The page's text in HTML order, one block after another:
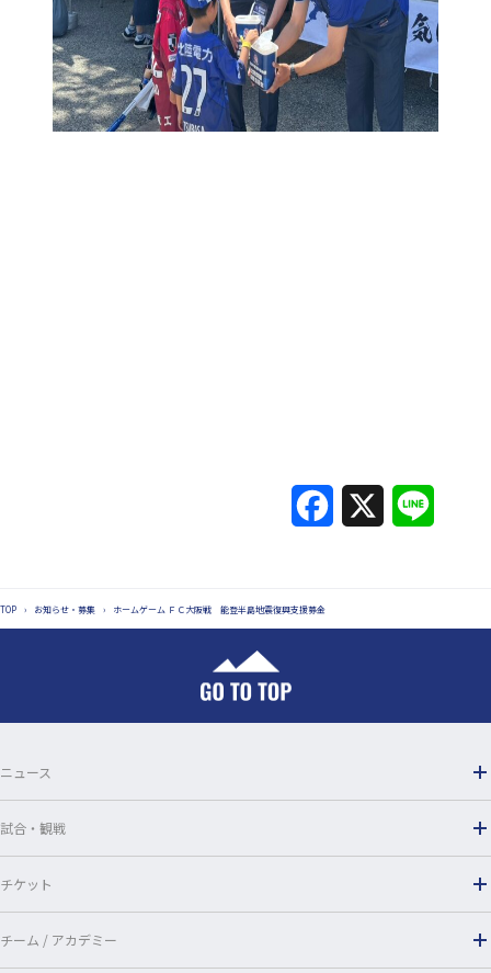
e
k
e
TOP › お知らせ・募集 › ホームゲーム ＦＣ大阪戦 能登半島地震復興支援募金
ニュース
試合・観戦
チケット
チーム / アカデミー